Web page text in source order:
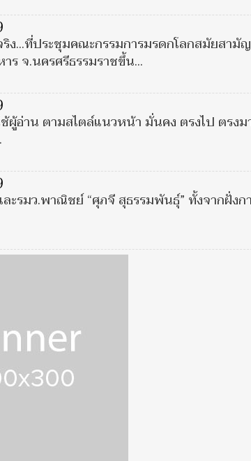
ง...ที่ประชุมคณะกรรมการมรดกโลกสมัยสามั
ร จ.นครศรีธรรมราชขึ้น...
อ่าน ตามสไตล์แนวหน้า มั่นคง ตรงไป ตรงม
ะรมว.พาณิชย์ “ศุภจี สุธรรมพันธ์ุ” ทั้งจากฝั่งก